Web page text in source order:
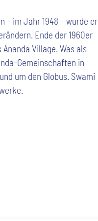
– im Jahr 1948 – wurde er
Ende der 1960er
Village. Was als
Gemeinschaften in
um den Globus. Swami